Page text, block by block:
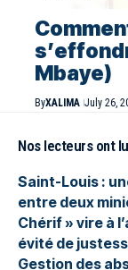
Mbaye)
ByXALIMA July 26,
Nos lecteurs ont
Saint-Louis :
entre deux
Chérif » vire à
évité de
Gestion des